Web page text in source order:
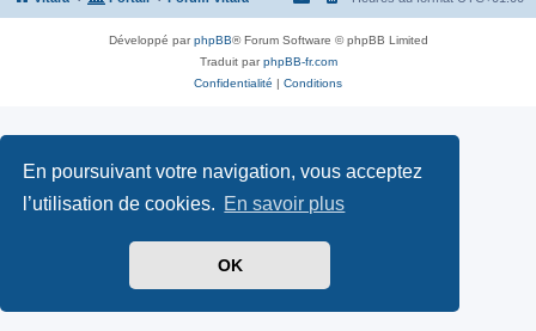
En poursuivant votre navigation, vous acceptez
l’utilisation de cookies. En savoir plus
OK
Développé parphpBB® Forum Software © phpBB Limited
Traduit parphpBB-fr.com
Confidentialité | Conditions